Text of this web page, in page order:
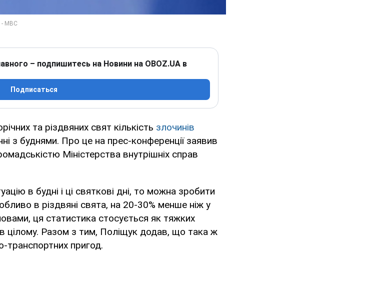
– подпишитесь на Новини на OBOZ.UA в
Подписаться
та різдвяних свят кількість злочинів
з буднями. Про це на прес-конференції заявив
Міністерства внутрішніх справ
в будні і ці святкові дні, то можна зробити
в різдвяні свята, на 20-30% менше ніж у
ця статистика стосується як тяжких
в цілому. Разом з тим, Поліщук додав, що така ж
транспортних пригод.